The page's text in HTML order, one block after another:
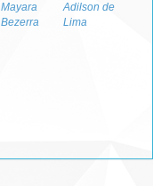
Mayara
Bezerra
Adilson de
Lima